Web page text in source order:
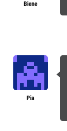
Biene
Pia